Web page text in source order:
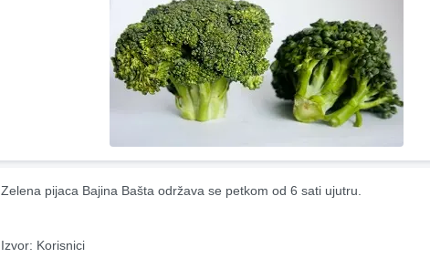
Zelena pijaca Bajina Bašta održava se petkom od 6 sati ujutru.
Izvor: Korisnici